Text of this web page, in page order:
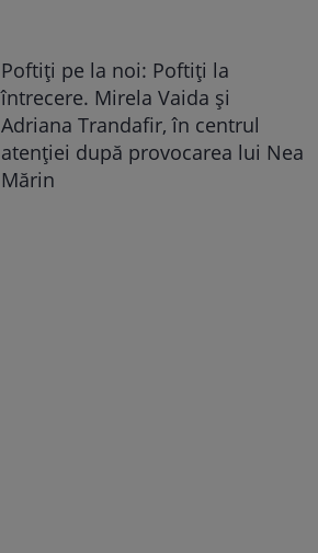
Poftiți pe la noi: Poftiți la
întrecere. Mirela Vaida și
Adriana Trandafir, în centrul
atenției după provocarea lui Nea
Mărin